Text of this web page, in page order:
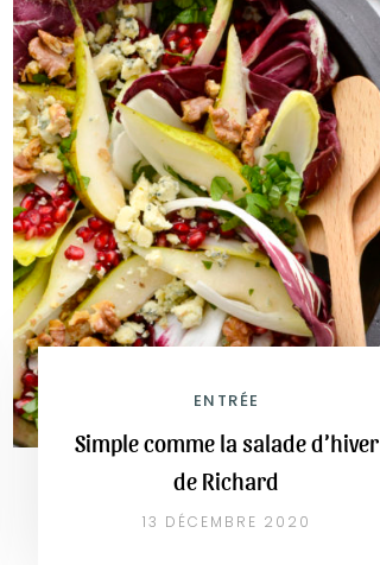
ENTRÉE
Simple comme la salade d’hiver
de Richard
13 DÉCEMBRE 2020